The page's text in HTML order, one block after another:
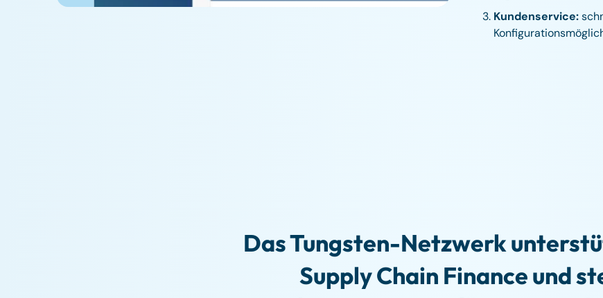
Kundenservice:
Das Tungsten-Netzwerk
Supply Chain Finance und